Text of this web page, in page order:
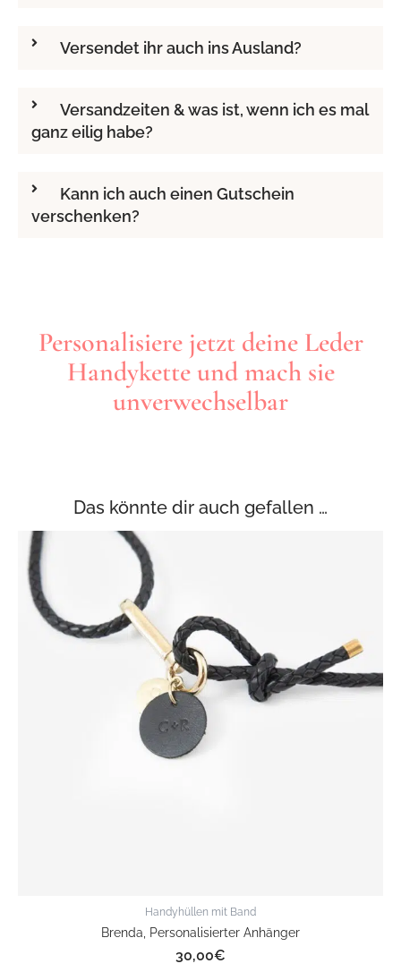
Versendet ihr auch ins Ausland?
Versandzeiten & was ist, wenn ich es mal
ganz eilig habe?
Kann ich auch einen Gutschein
verschenken?
Personalisiere jetzt deine Leder
Handykette und mach sie
unverwechselbar
Das könnte dir auch gefallen …
Handyhüllen mit Band
Brenda, Personalisierter Anhänger
30,00€